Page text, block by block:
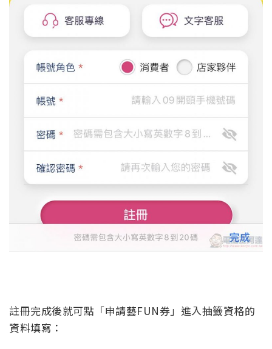
註冊完成後就可點「申請藝FUN券」進入抽籤資格的
資料填寫：